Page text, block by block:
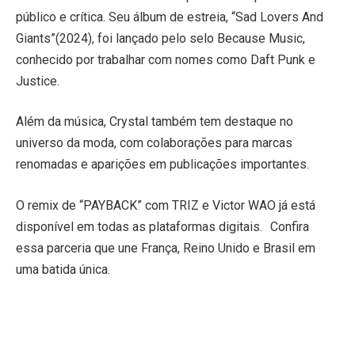
público e crítica. Seu álbum de estreia, “Sad Lovers And
Giants”(2024), foi lançado pelo selo Because Music,
conhecido por trabalhar com nomes como Daft Punk e
Justice.
Além da música, Crystal também tem destaque no
universo da moda, com colaborações para marcas
renomadas e aparições em publicações importantes.
O remix de “PAYBACK” com TRIZ e Victor WAO já está
disponível em todas as plataformas digitais. Confira
essa parceria que une França, Reino Unido e Brasil em
uma batida única.